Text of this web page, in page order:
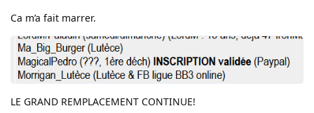
Ca m’a fait marrer.
LE GRAND REMPLACEMENT CONTINUE!